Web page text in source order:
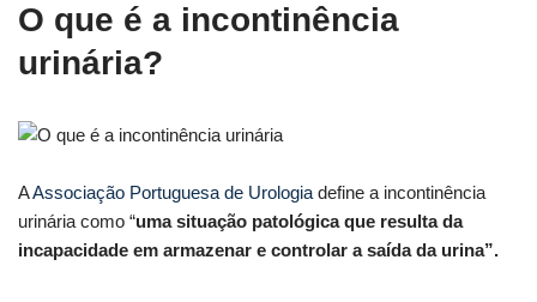
O que é a incontinência
urinária?
AAssociação Portuguesa de Urologia define a incontinência
urinária como “uma situação patológica que resulta da
incapacidade em armazenar e controlar a saída da urina”.